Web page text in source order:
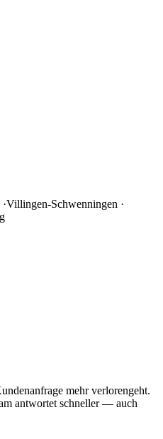
·Villingen-Schwenningen ·
mehr verlorengeht.
antwortet schneller — auch